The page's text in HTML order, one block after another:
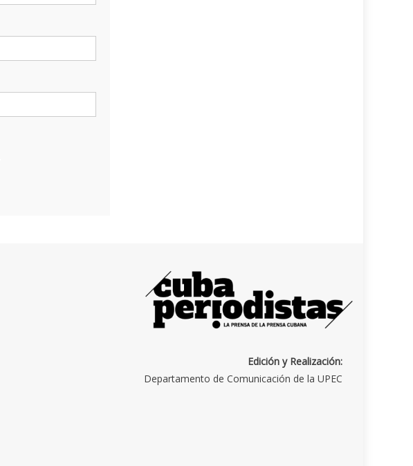
Edición y Realización:
Departamento de Comunicación de la UPEC